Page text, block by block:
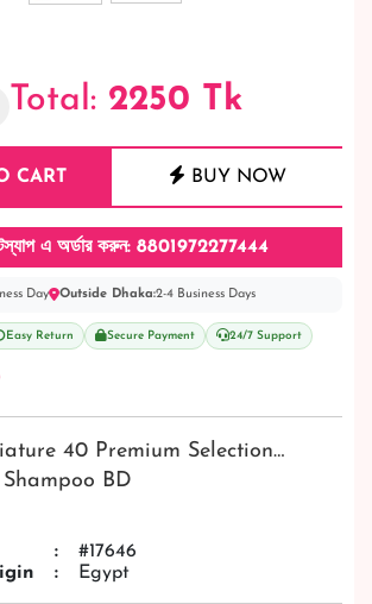
Total: 2250 Tk
CART BUY NOW
এ অর্ডার করুন: 8801972277444
Day Outside Dhaka:2-4 Business Days
Easy Return Secure Payment 24/7 Support
40 Premium Selection…
BD
:
#17646
: Egypt